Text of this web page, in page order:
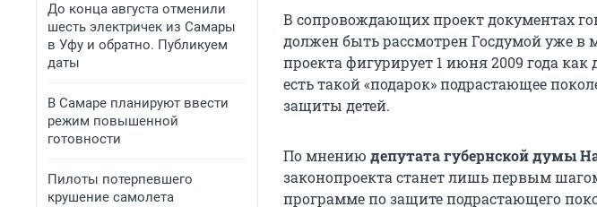
До конца августа отменили
шесть электричек из Самары
в Уфу и обратно. Публикуем
даты
В Самаре планируют ввести
режим повышенной
готовности
Пилоты потерпевшего
крушение самолета
В сопровождающих проект документах
должен быть рассмотрен Госдумой уже в
проекта фигурирует 1 июня 2009 года как
есть такой «подарок» подрастающее
защиты детей.
По мнению депутата губернской думы
законопроекта станет лишь первым
программе по защите подрастающего